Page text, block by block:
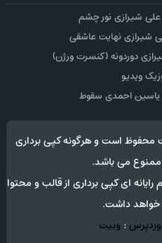
علی شیرازی نور چشم
شیرازی نهایت عاشقی
دوردونه (کنسرت ورژن)
ویدیو
یاسین احمدی سقوط
محفوظ است و هرگونه کپی برداری
می باشد.
رایانه ای کپی برداری از قالب و محتوا
خواهد داشت.
: وبیت